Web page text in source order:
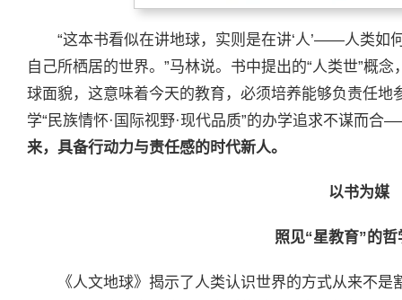
“这本书看似在讲地球，实则是在讲‘人’——人类如
自己所栖居的世界。”马林说。书中提出的“人类世”概
球面貌，这意味着今天的教育，必须培养能够负责任地
学“民族情怀·国际视野·现代品质”的办学追求不谋而合
来，具备行动力与责任感的时代新人。
以书为媒
照见“星教育”的哲
《人文地球》揭示了人类认识世界的方式从来不